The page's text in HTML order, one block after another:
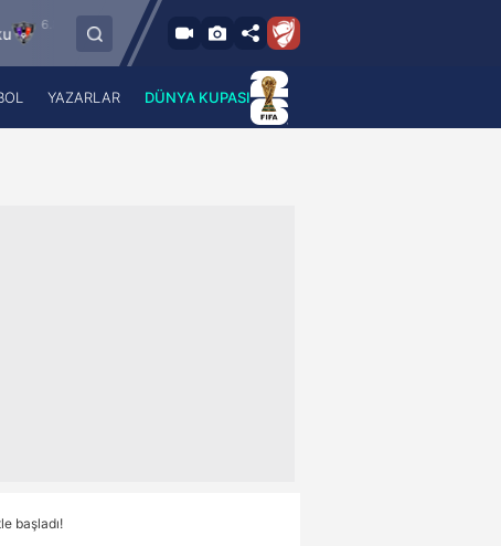
- Per
18:00
FC Vaduz Jagiellonia Bialystok
A Haber Radyo
YAZARLAR DÜNYA KUPASI
başladı!